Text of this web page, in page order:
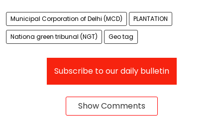
Municipal Corporation of Delhi (MCD) PLANTATION
Nationa green tribunal (NGT) Geo tag
Subscribe to our daily bulletin
Show Comments